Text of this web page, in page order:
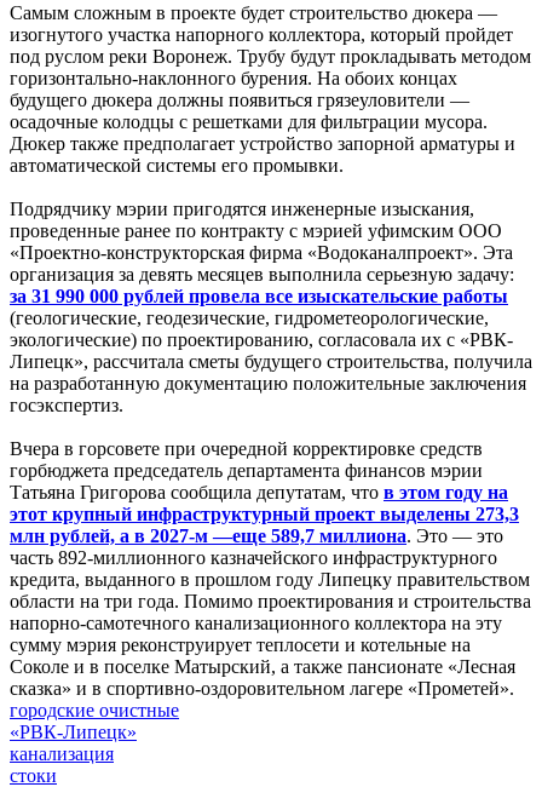
Самым сложным в проекте будет строительство дюкера —
изогнутого участка напорного коллектора, который пройдет
под руслом реки Воронеж. Трубу будут прокладывать методом
горизонтально-наклонного бурения. На обоих концах
будущего дюкера должны появиться грязеуловители —
осадочные колодцы с решетками для фильтрации мусора.
Дюкер также предполагает устройство запорной арматуры и
автоматической системы его промывки.
Подрядчику мэрии пригодятся инженерные изыскания,
проведенные ранее по контракту с мэрией уфимским ООО
«Проектно-конструкторская фирма «Водоканалпроект». Эта
организация за девять месяцев выполнила серьезную задачу:
за 31 990 000 рублей провела все изыскательские работы
(геологические, геодезические, гидрометеорологические,
экологические) по проектированию, согласовала их с «РВК-
Липецк», рассчитала сметы будущего строительства, получила
на разработанную документацию положительные заключения
госэкспертиз.
Вчера в горсовете при очередной корректировке средств
горбюджета председатель департамента финансов мэрии
Татьяна Григорова сообщила депутатам, что в этом году на
этот крупный инфраструктурный проект выделены 273,3
млн рублей, а в 2027-м —еще 589,7 миллиона. Это — это
часть 892-миллионного казначейского инфраструктурного
кредита, выданного в прошлом году Липецку правительством
области на три года. Помимо проектирования и строительства
напорно-самотечного канализационного коллектора на эту
сумму мэрия реконструирует теплосети и котельные на
Соколе и в поселке Матырский, а также пансионате «Лесная
сказка» и в спортивно-оздоровительном лагере «Прометей».
городские очистные
«РВК-Липецк»
канализация
стоки